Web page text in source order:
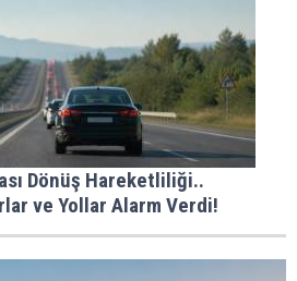
Dönüş Hareketliliği..
ve Yollar Alarm Verdi!